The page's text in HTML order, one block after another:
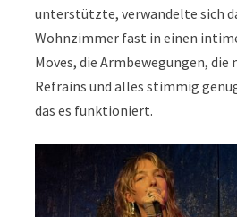
unterstützte, verwandelte sich
Wohnzimmer fast in einen
Moves, die Armbewegungen,
Refrains und alles stimmig
das es funktioniert.